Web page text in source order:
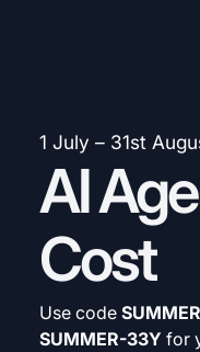
1 July – 31st
AI
Cost
Use code
SUMMER-33Y for